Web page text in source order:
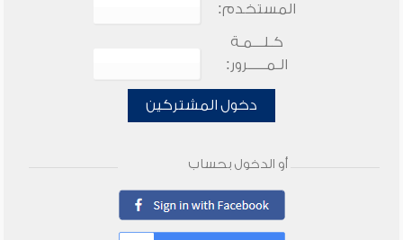
المستخدم:
كـلـــمـة
الـمـــــرور:
دخول المشتركين
أو الدخول بحساب